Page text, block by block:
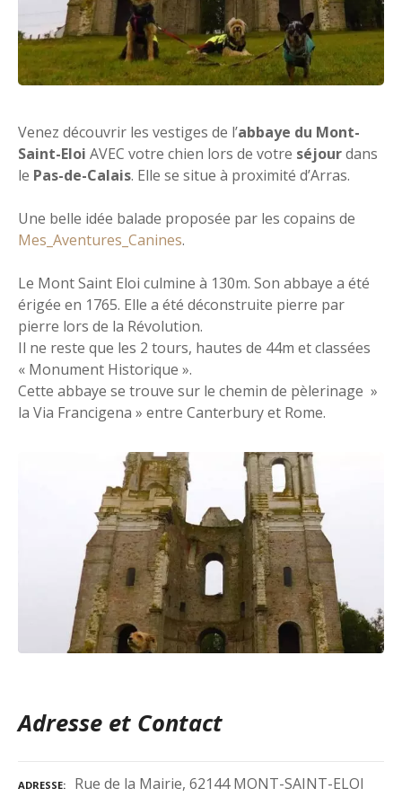
Venez découvrir les vestiges de l’abbaye du Mont-
Saint-Eloi AVEC votre chien lors de votre séjourdans
le Pas-de-Calais. Elle se situe à proximité d’Arras.
Une belle idée balade proposée par les copains de
Mes_Aventures_Canines.
Le Mont Saint Eloi culmine à 130m. Son abbaye a été
érigée en 1765. Elle a été déconstruite pierre par
pierre lors de la Révolution.
Il ne reste que les 2 tours, hautes de 44m et classées
« Monument Historique ».
Cette abbaye se trouve sur le chemin de pèlerinage »
la Via Francigena » entre Canterbury et Rome.
Adresse et Contact
ADRESSE Rue de la Mairie, 62144 MONT-SAINT-ELOI